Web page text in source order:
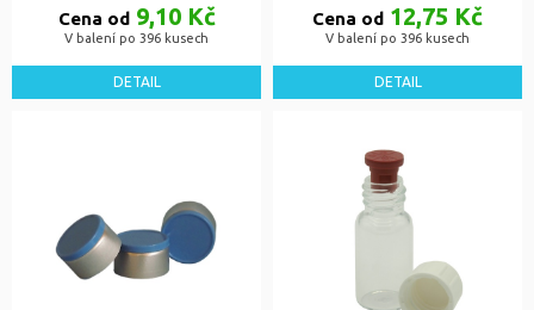
Cena od9,10 Kč
V balení po 396 kusech
DETAIL
Cena od 12,75 Kč
V balení po 396 kusech
DETAIL